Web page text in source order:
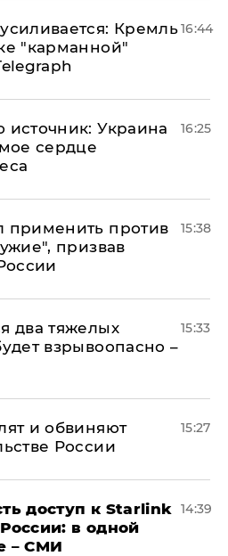
Кремль
"карманной"
16:44
Украина
сердце
16:25
применить против
призвав
15:38
два тяжелых
взрывоопасно –
15:33
и обвиняют
России
15:27
доступ к Starlink
в одной
– СМИ
14:39